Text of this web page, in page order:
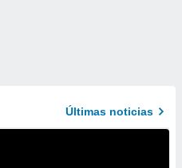
Últimas noticias